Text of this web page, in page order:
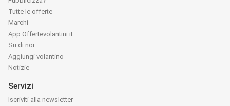
Tutte le offerte
Marchi
App Offertevolantini.it
Su di noi
Aggiungi volantino
Notizie
Servizi
Iscriviti alla newsletter